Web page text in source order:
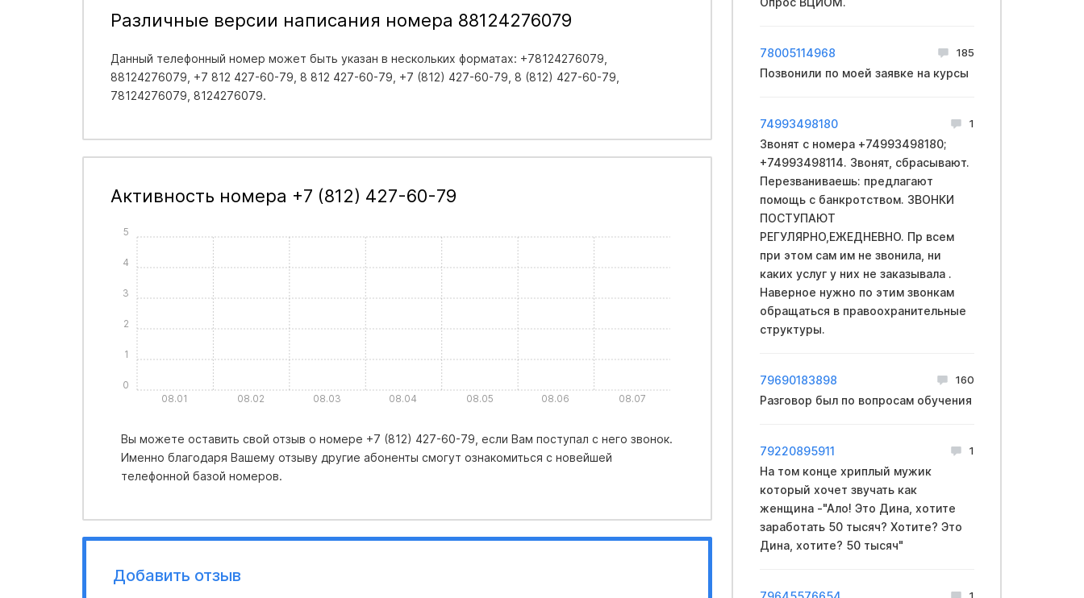
Различные версии написания номера 88124276079
Данный телефонный номер может быть указан в нескольких форматах: +78124276079,
88124276079, +7 812 427-60-79, 8 812 427-60-79, +7 (812) 427-60-79, 8 (812) 427-60-79,
78124276079, 8124276079.
Активность номера +7 (812) 427-60-79
08.01 08.02 08.03 08.04 08.05 08.06 08.07
0
1
2
3
4
5
Вы можете оставить свой отзыв о номере +7 (812) 427-60-79, если Вам поступал с него звонок.
Именно благодаря Вашему отзыву другие абоненты смогут ознакомиться с новейшей
телефонной базой номеров.
Добавить отзыв
78005114968 185
Позвонили по моей заявке на курсы
74993498180 1
Звонят с номера +74993498180;
+74993498114. Звонят, сбрасывают.
Перезваниваешь: предлагают
помощь с банкротством. ЗВОНКИ
ПОСТУПАЮТ
РЕГУЛЯРНО,ЕЖЕДНЕВНО. Пр всем
при этом сам им не звонила, ни
каких услуг у них не заказывала .
Наверное нужно по этим звонкам
обращаться в правоохранительные
структуры.
79690183898 160
Разговор был по вопросам обучения
79220895911 1
На том конце хриплый мужик
который хочет звучать как
женщина -"Ало! Это Дина, хотите
заработать 50 тысяч? Хотите? Это
Дина, хотите? 50 тысяч"
1